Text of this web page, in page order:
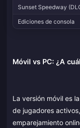
Sunset Speedway
Ediciones de consola
Móvil vs PC: ¿A
La versión móvil es
de jugadores
emparejamiento